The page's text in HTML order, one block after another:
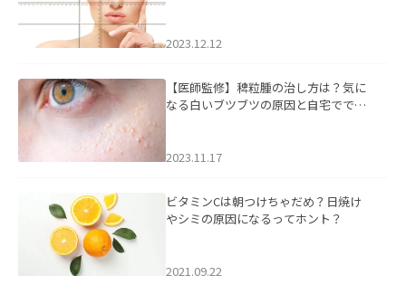
2023.12.12
【医師監修】稗粒腫の治し方は？気に
なる白いブツブツの原因と自宅ででき
2023.11.17
ビタミンCは朝つけちゃだめ？日焼け
やシミの原因になるってホント？
2021.09.22